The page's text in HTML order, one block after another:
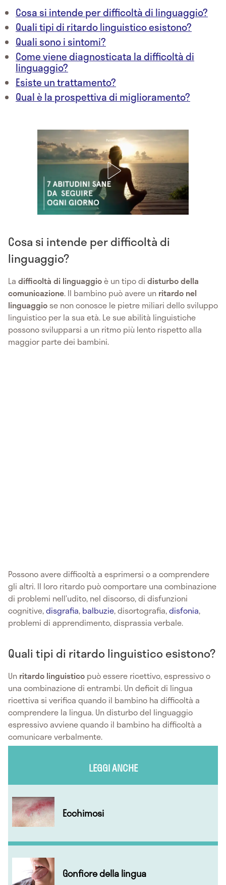
Cosa si intende per difficoltà di linguaggio?
Quali tipi di ritardo linguistico esistono?
Quali sono i sintomi?
Come viene diagnosticata la difficoltà di
linguaggio?
Esiste un trattamento?
Qual è la prospettiva di miglioramento?
Cosa si intende per difficoltà di
linguaggio?
La difficoltà di linguaggioè un tipo di disturbo della
comunicazione. Il bambino può avere un ritardo nel
linguaggio se non conosce le pietre miliari dello sviluppo
linguistico per la sua età. Le sue abilità linguistiche
possono svilupparsi a un ritmo più lento rispetto alla
maggior parte dei bambini.
Possono avere difficoltà a esprimersi o a comprendere
gli altri. Il loro ritardo può comportare una combinazione
di problemi nell’udito, nel discorso, di disfunzioni
cognitive,disgrafia, balbuzie, disortografia,disfonia,
problemi di apprendimento, disprassia verbale.
Quali tipi di ritardo linguistico esistono?
Un ritardo linguistico può essere ricettivo, espressivo o
una combinazione di entrambi. Un deficit di lingua
ricettiva si verifica quando il bambino ha difficoltà a
comprendere la lingua. Un disturbo del linguaggio
espressivo avviene quando il bambino ha difficoltà a
comunicare verbalmente.
LEGGI ANCHE
Ecchimosi
Gonfiore della lingua